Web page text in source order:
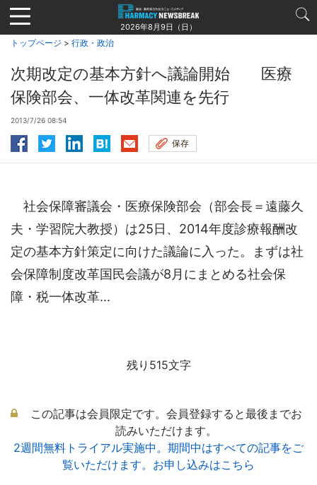
Jump
to
navigation
2026年8月9日（日）
トップページ > 行政・政治
次期改定の基本方針へ議論開始 医療
保険部会、一体改革関連を先行
2013/7/26 08:54
保存
社会保障審議会・医療保険部会（部会長＝遠藤久
夫・学習院大教授）は25日、2014年度診療報酬改
定の基本方針策定に向けた議論に入った。まずは社
会保障制度改革国民会議が8月にまとめる社会保
障・税一体改革...
残り515文字
この記事は会員限定です。会員登録すると最後までお
読みいただけます。
2週間無料トライアル実施中。期間中はすべての記事をご
覧いただけます。お申し込みはこちら